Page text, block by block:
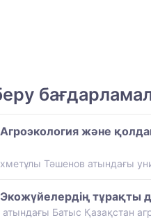
және
Тәшенов атындағы
тұрақты
атындағы Батыс Қазақстан